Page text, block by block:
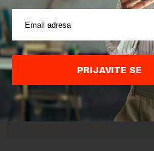
Sajt je zaštićen pomocu reCaptcha
PRIJAVITE SE